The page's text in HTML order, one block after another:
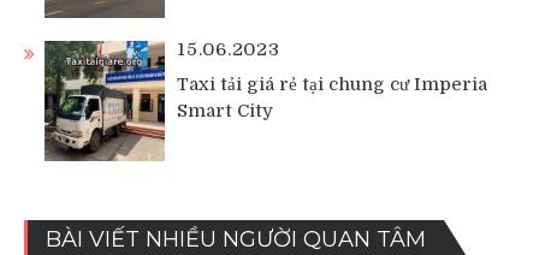
15.06.2023
Taxi tải giá rẻ tại chung cư Imperia
Smart City
BÀI VIẾT NHIỀU NGƯỜI QUAN TÂM